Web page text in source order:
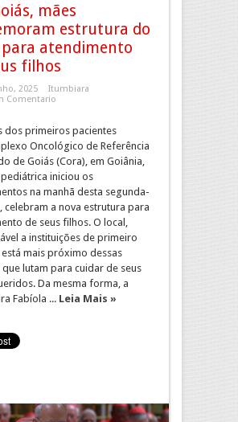
mães
estrutura do
para atendimento
filhos
2025
Itumbiara
Comentario
dos primeiros pacientes
Oncológico de Referência
de Goiás (Cora), em Goiânia,
iniciou os
na manhã desta segunda-
celebram a nova estrutura para
de seus filhos. O local,
a instituições de primeiro
mais próximo dessas
lutam para cuidar de seus
Da mesma forma, a
Fabíola ... Leia Mais »